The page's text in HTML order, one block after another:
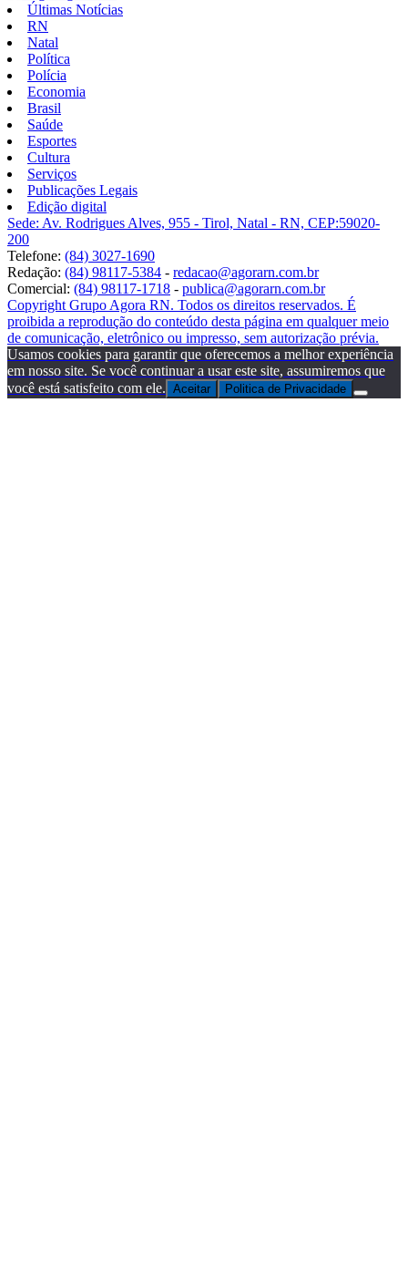
Últimas Notícias
RN
Natal
Política
Polícia
Economia
Brasil
Saúde
Esportes
Cultura
Serviços
Publicações Legais
Edição digital
Sede: Av. Rodrigues Alves, 955 - Tirol, Natal - RN, CEP:59020-
200
Telefone: (84) 3027-1690
Redação: (84) 98117-5384 - redacao@agorarn.com.br
Comercial: (84) 98117-1718 - publica@agorarn.com.br
Copyright Grupo Agora RN. Todos os direitos reservados. É
proibida a reprodução do conteúdo desta página em qualquer meio
de comunicação, eletrônico ou impresso, sem autorização prévia.
Usamos cookies para garantir que oferecemos a melhor experiência
em nosso site. Se você continuar a usar este site, assumiremos que
você está satisfeito com ele. Aceitar Politica de Privacidade